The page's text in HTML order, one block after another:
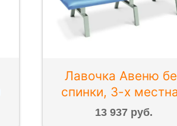
Лавочка Авеню
спинки, 3-х
13 937 руб.